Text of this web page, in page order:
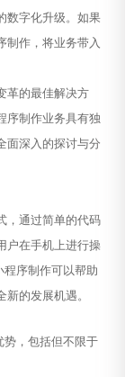
数字化升级。如果
制作，将业务带入
革的最佳解决方
序制作业务具有独
面深入的探讨与分
，通过简单的代码
户在手机上进行操
程序制作可以帮助
的发展机遇。
势，包括但不限于